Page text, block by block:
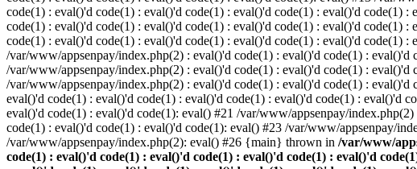
code(1) : eval()'d code(1) : eval()'d code(1) : eval()'d code(1) : eval()'d code(1)
code(1) : eval()'d code(1) : eval()'d code(1) : eval()'d code(1) : eval()'d code(1)
code(1) : eval()'d code(1) : eval()'d code(1) : eval()'d code(1) : eval()'d code(1)
/var/www/appsenpay/index.php(2) : eval()'d code(1) : eval()'d code(1) :
/var/www/appsenpay/index.php(2) : eval()'d code(1) : eval()'d code(1) :
/var/www/appsenpay/index.php(2) : eval()'d code(1) : eval()'d code(1) :
eval()'d code(1) : eval()'d code(1) : eval()'d code(1) : eval()'d code(1) : eval()'d
eval()'d code(1) : eval()'d code(1): eval() #21 /var/www/appsenpay/
code(1) : eval()'d code(1) : eval()'d code(1): eval() #23 /var/www/appsenpay/
/var/www/appsenpay/index.php(2): eval() #26 {main} thrown in /var/www/
code(1) : eval()'d code(1) : eval()'d code(1) : eval()'d code(1) : eval()'d